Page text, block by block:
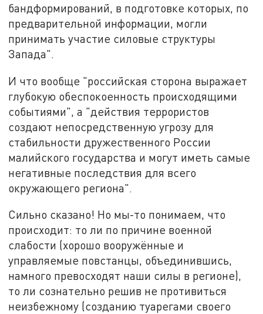
бандформирований, в подготовке которых, по
предварительной информации, могли
принимать участие силовые структуры
Запада".
И что вообще "российская сторона выражает
глубокую обеспокоенность происходящими
событиями", а "действия террористов
создают непосредственную угрозу для
стабильности дружественного России
малийского государства и могут иметь самые
негативные последствия для всего
окружающего региона".
Сильно сказано! Но мы-то понимаем, что
происходит: то ли по причине военной
слабости (хорошо вооружённые и
управляемые повстанцы, объединившись,
намного превосходят наши силы в регионе),
то ли сознательно решив не противиться
неизбежному (созданию туарегами своего